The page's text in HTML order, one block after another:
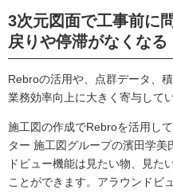
3次元図面で工事前に
戻りや停滞がなくなる
Rebroの活用や、点群データ、
業務効率向上に大きく寄与して
施工図の作成でRebroを活用し
ター 施工図グループの濱田学
ドビュー機能は見たい物、見た
ことができます。アラウンドビ